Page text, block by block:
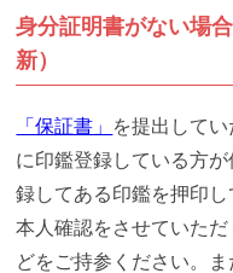
身分証明書がない場
新）
「保証書」 を提出して
に印鑑登録している方
録してある印鑑を押印
本人確認をさせていた
どをご持参ください。